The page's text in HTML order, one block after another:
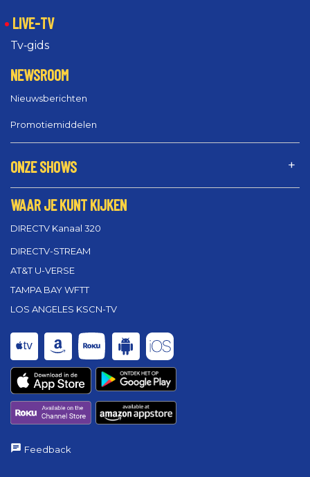
LIVE-TV
Tv‑gids
NEWSROOM
Nieuwsberichten
Promotiemiddelen
ONZE SHOWS
WAAR JE KUNT KIJKEN
DIRECTV Kanaal 320
DIRECTV-STREAM
AT&T U-VERSE
TAMPA BAY WFTT
LOS ANGELES KSCN-TV
Feedback